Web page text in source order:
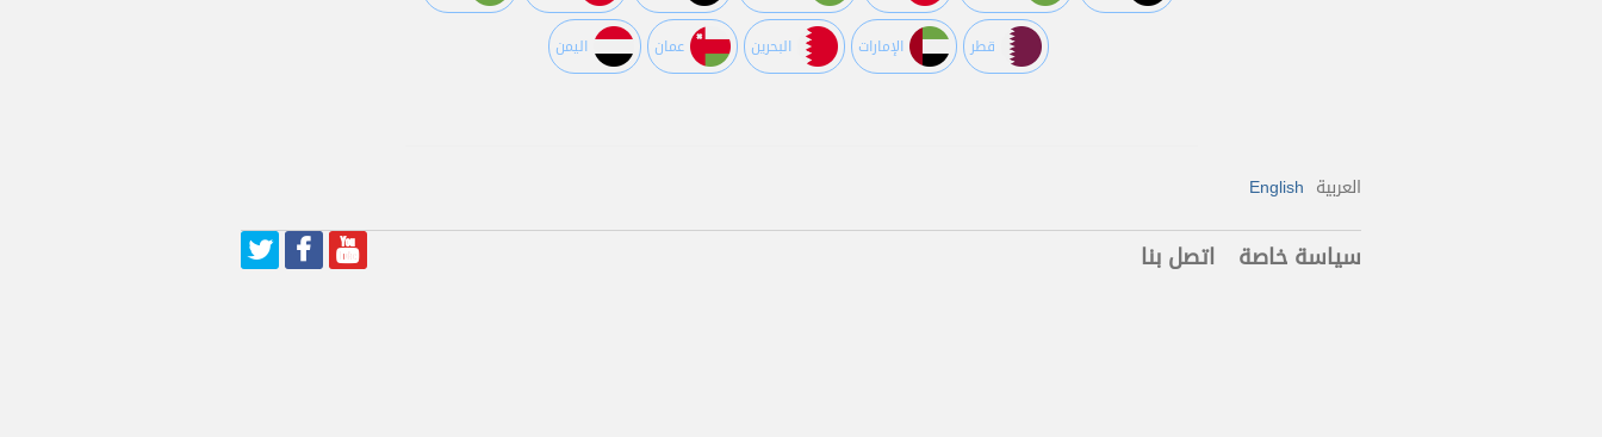
قطر اﻹمارات البحرين عمان اليمن
العربية English
سياسة خاصة اتصل بنا